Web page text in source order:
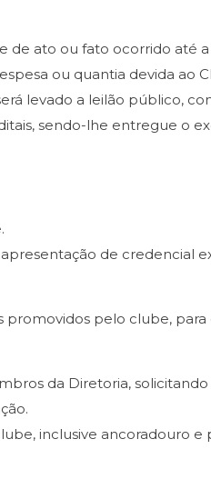
ato ou fato ocorrido até
ou quantia devida ao
levado a leilão público,
sendo-lhe entregue o
de credencial
pelo clube, para
da Diretoria,
inclusive ancoradouro